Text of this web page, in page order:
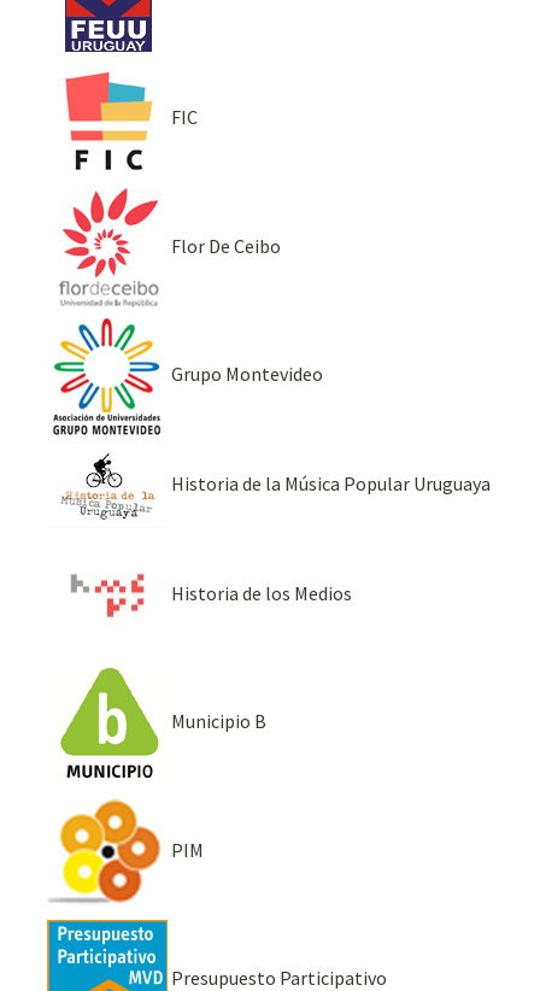
FIC
Flor De Ceibo
Grupo Montevideo
Historia de la Música Popular Uruguaya
Historia de los Medios
Municipio B
PIM
Presupuesto Participativo